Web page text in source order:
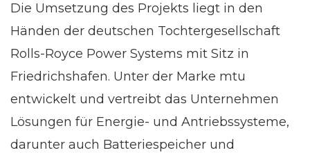
Die Umsetzung des Projekts liegt in den
Händen der deutschen Tochtergesellschaft
Rolls-Royce Power Systems mit Sitz in
Friedrichshafen. Unter der Marke mtu
entwickelt und vertreibt das Unternehmen
Lösungen für Energie- und Antriebssysteme,
darunter auch Batteriespeicher und